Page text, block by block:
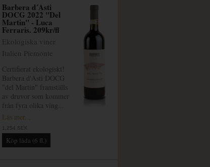
Barbera d´Asti
DOCG 2022 "Del
Martin" - Luca
Ferraris. 209kr/fl
Ekologiska viner
Italien Piemonte
Certifierat ekologiskt!
Barbera d'Asti DOCG
"del Martin" framställs
av druvor som kommer
från fyra olika ving...
Läs mer...
1,254 SEK